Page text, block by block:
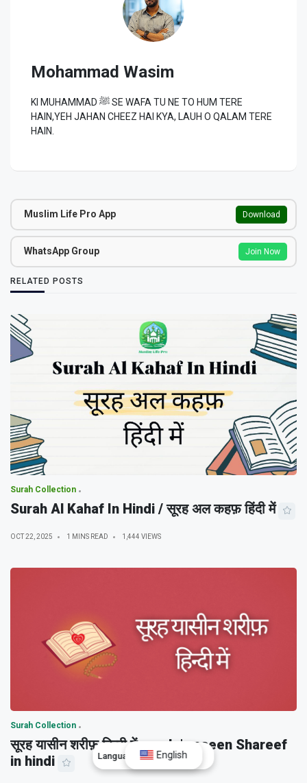
Language: English
English
Mohammad Wasim
KI MUHAMMAD ﷺ SE WAFA TU NE TO HUM TERE
HAIN,YEH JAHAN CHEEZ HAI KYA, LAUH O QALAM TERE
HAIN.
Muslim Life Pro App Download
WhatsApp Group Join Now
RELATED POSTS
Surah Collection
Surah Al Kahaf In Hindi / सूरह अल कहफ़ हिंदी में
OCT 22, 2025 1 MINS READ 1,444 VIEWS
Surah Collection
सूरह यासीन शरीफ़ हिन्दी में surah | yaseen Shareef
in hindi